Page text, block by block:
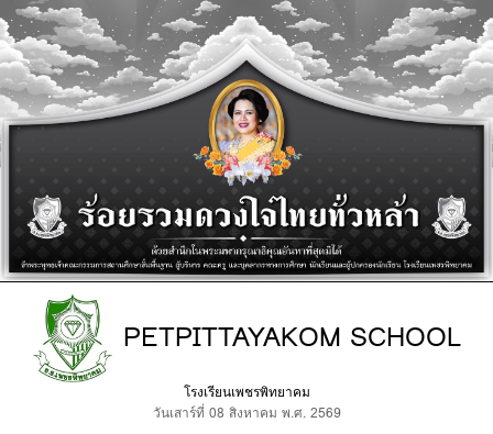
PETPITTAYAKOM SCHOOL
โรงเรียนเพชรพิทยาคม
วันเสาร์ที่ 08 สิงหาคม พ.ศ. 2569